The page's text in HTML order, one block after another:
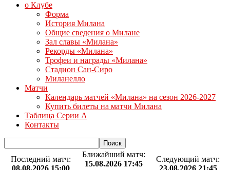
о Клубе
Форма
История Милана
Общие сведения о Милане
Зал славы «Милана»
Рекорды «Милана»
Трофеи и награды «Милана»
Стадион Сан-Сиро
Миланелло
Матчи
Календарь матчей «Милана» на сезон 2026-2027
Купить билеты на матчи Милана
Таблица Серии А
Контакты
Последний матч:
08.08.2026 15:00
Ближайший матч:
15.08.2026 17:45
Следующий матч:
23.08.2026 21:45